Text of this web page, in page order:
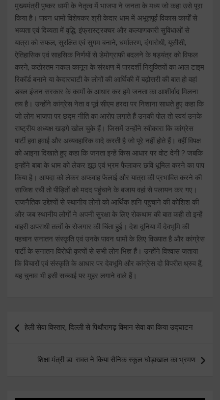
मुख्यमंत्री पुष्कर धामी के नेतृत्व में भाजपा ने जनता के मध्य जो कहा उसे पूरा
किया है। पावन धामों विशेषकर श्री केदार धाम में अभूतपूर्व विकास कार्यों से
भव्यता एवं दिव्यता में वृद्धि, इंफ्रास्ट्रक्चर और कल्याणकारी सुविधाओं से
यात्रा को सफल, सुरक्षित एवं सुगम बनाने, धर्मांतरण, दंगारोधी, यूसीसी,
ऐतिहासिक एवं साहसिक निर्णयों से डेमोग्राफी बदलने के षड्यंत्र को विफल
करने, कठोरतम नकल कानून के संरक्षण में पारदर्शी नियुक्तियों का आल टाइम
रिकॉर्ड बनाने या केदारघाटी के लोगों की आर्थिकी में बढ़ोत्तरी की बात हो वहां
डबल इंजन सरकार के कामों के आधार कर हमे जनता का आशीर्वाद मिलना
तय है। उन्होंने कांग्रेस नेता व पूर्व सीएम हरदा पर निशाना साधते हुए कहा कि
जो लोग भाजपा पर छद्म नीति का आरोप लगाते हैं उनकी पोल तो स्वयं उनके
राष्ट्रीय अध्यक्ष खड़गे खोल चुके हैं। जिसमें उन्होंने स्वीकारा कि कांग्रेस
पार्टी हवा हवाई और अव्यवहारिक वादे करती है जो पूरे नहीं होते हैं। वहीं विपक्ष
को आइना दिखाते हुए कहा कि जनता इन्हें किस आधार पर वोट देगी ? जबकि
इन्होंने बाबा के धाम को लेकर झूठ एवं भ्रम फैलाकर छवि धूमिल करने का पाप
किया है। आपदा को लेकर अफवाह फैलाई और यात्रा की प्रभावित करने की
साजिश रची तो पीड़ितों को मदद पहुंचाने के बजाय वहां से पलायन कर गए।
राजनैतिक उद्देश्यों से स्थानीय लोगों को आर्थिक हानि पहुंचाने की कोशिश की
और जब स्थानीय लोगों ने अपनी सुरक्षा के लिए रोकथाम की बात कही तो इन्हें
बाहरी अपराधी तत्वों के रोजगार की चिंता हुई। देश दुनिया में देवभूमि की
पहचान सनातन संस्कृति एवं उनके पावन धामों के लिए विख्यात है और कांग्रेस
पार्टी के सनातन विरोधी कृत्यों से सभी लोग भिज्ञ हैं। उन्होंने विश्वास जताया
कि विचारों एवं संस्कृति के आधार पर देवभूमि और कांग्रेस दो विपरीत ध्रुव हैं,
यह चुनाव भी इसी सच्चाई पर मुहर लगाने वाले हैं।
navigation
हेली सेवा विस्तार, दिल्ली से पिथौरागढ़ विमान सेवा का किया उद्घाटन
शिक्षा मंत्री डा. रावत ने किया सैनिक स्कूल घोड़ाखाल का भ्रमण